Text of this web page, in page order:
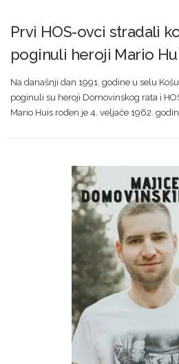
Prvi HOS-ovci stradali
poginuli heroji Mario
Na današnji dan 1991. godine u selu
poginuli su heroji Domovinskog rata i
Mario Huis rođen je 4. veljače 1962.